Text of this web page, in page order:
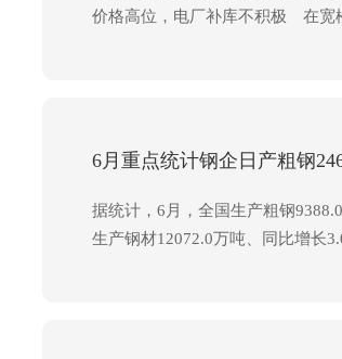
价格高位，电厂补库不积极 在宽
6月重点统计钢企日产粗钢
据统计，6月，全国生产粗钢
生产钢材12072.0万吨、同比增长